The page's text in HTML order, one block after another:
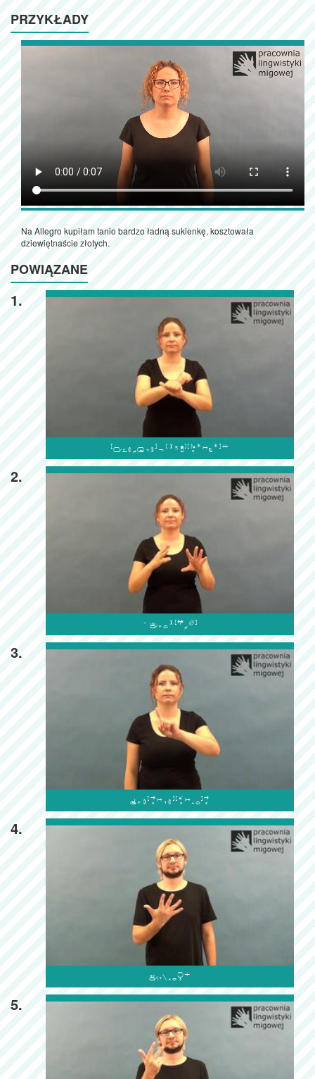
PRZYKŁADY
Na Allegro kupiłam tanio bardzo ładną sukienkę, kosztowała
dziewiętnaście złotych.
POWIĄZANE
1.

2.

3.

4.

5.